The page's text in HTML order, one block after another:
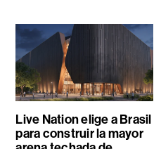
Live Nation elige a Brasil
para construir la mayor